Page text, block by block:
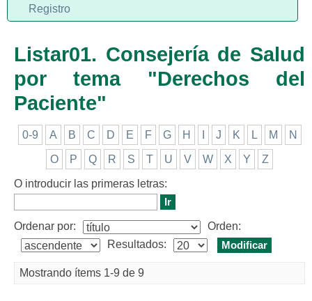
Listar01. Consejería de Salud
por tema "Derechos del
Paciente"
0-9 A B C D E F G H J K L M N
O P Q R S T U V W X Y Z
O introducir las primeras letras:
Ordenar por:
Orden:
Resultados:
Mostrando ítems 1-9 de 9
Registro